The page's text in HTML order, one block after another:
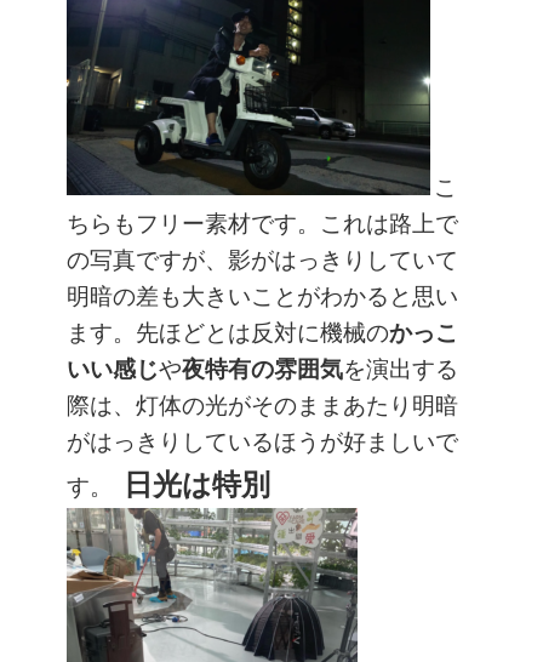
こ
ちらもフリー素材です。これは路上で
の写真ですが、影がはっきりしていて
明暗の差も大きいことがわかると思い
ます。先ほどとは反対に機械のかっこ
いい感じや夜特有の雰囲気を演出する
際は、灯体の光がそのままあたり明暗
がはっきりしているほうが好ましいで
す。
日光は特別